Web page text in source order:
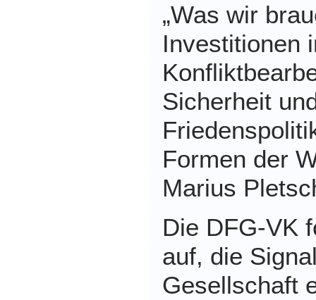
„Was wir
Investitionen
Sicherheit
Formen der
Marius
Die DFG-VK
auf, die
Gesellschaft